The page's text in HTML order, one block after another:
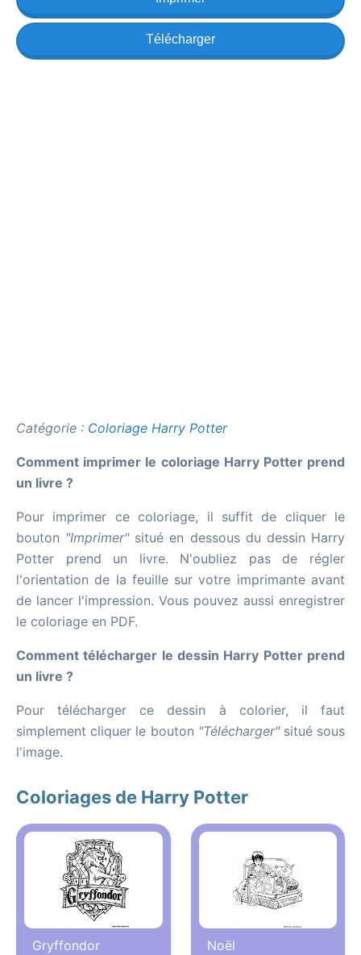
Télécharger
Catégorie : Coloriage Harry Potter
Comment imprimer le coloriage Harry Potter prend
un livre ?
Pour imprimer ce coloriage, il suffit de cliquer le
bouton "Imprimer"situé en dessous du dessin Harry
Potter prend un livre. N'oubliez pas de régler
l'orientation de la feuille sur votre imprimante avant
de lancer l'impression. Vous pouvez aussi enregistrer
le coloriage en PDF.
Comment télécharger le dessin Harry Potter prend
un livre ?
Pour télécharger ce dessin à colorier, il faut
simplement cliquer le bouton "Télécharger"situé sous
l'image.
Coloriages de Harry Potter
Gryffondor Noël